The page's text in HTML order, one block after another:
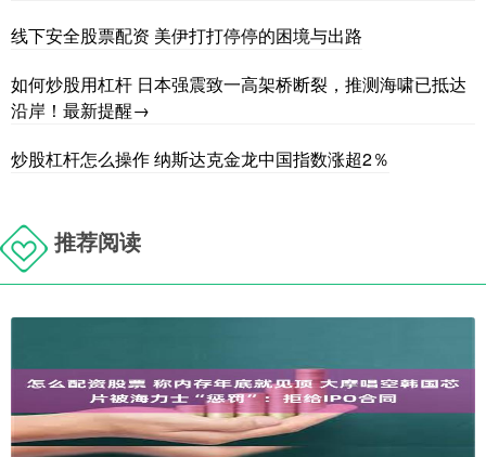
线下安全股票配资 美伊打打停停的困境与出路
如何炒股用杠杆 日本强震致一高架桥断裂，推测海啸已抵达
沿岸！最新提醒→
炒股杠杆怎么操作 纳斯达克金龙中国指数涨超2％
推荐阅读